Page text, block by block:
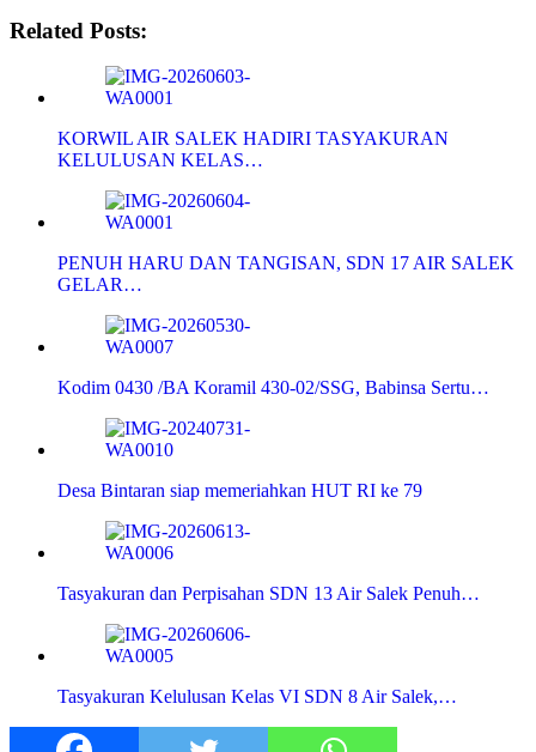
Related Posts:
KORWIL AIR SALEK HADIRI TASYAKURAN
KELULUSAN KELAS…
PENUH HARU DAN TANGISAN, SDN 17 AIR SALEK
GELAR…
Kodim 0430 /BA Koramil 430-02/SSG, Babinsa Sertu…
Desa Bintaran siap memeriahkan HUT RI ke 79
Tasyakuran dan Perpisahan SDN 13 Air Salek Penuh…
Tasyakuran Kelulusan Kelas VI SDN 8 Air Salek,…